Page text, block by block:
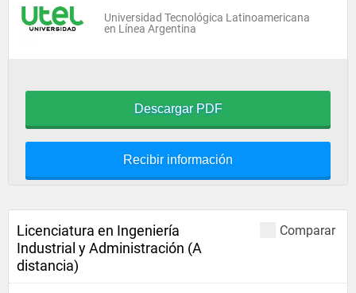
Universidad Tecnológica Latinoamericana
en Línea Argentina
Descargar PDF
Recibir información
Comparar
Licenciatura en Ingeniería
Industrial y Administración (A
distancia)